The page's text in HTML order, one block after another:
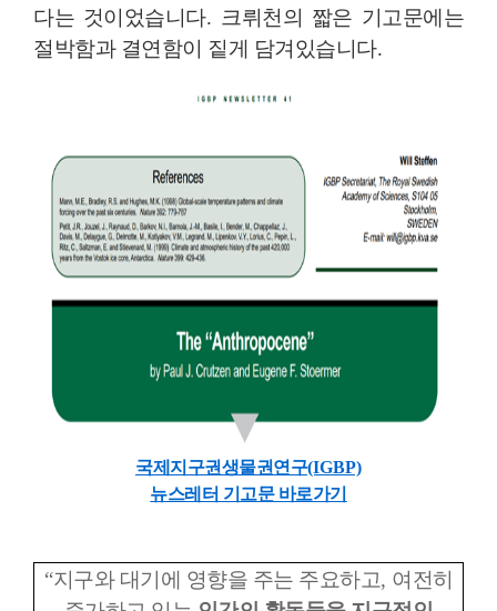
다는 것이었습니다. 크뤼천의 짧은 기고문에는
절박함과 결연함이 짙게 담겨있습니다.
국제지구권생물권연구(IGBP)
뉴스레터 기고문 바로가기
“지구와 대기에 영향을 주는 주요하고, 여전히